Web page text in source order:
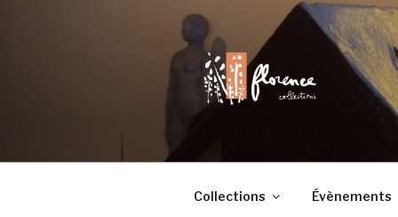
Collections Évènements